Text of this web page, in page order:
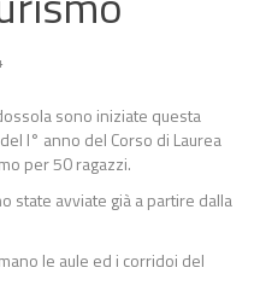
sono iniziate questa
I° anno del Corso di Laurea
per 50 ragazzi.
state avviate già a partire dalla
le aule ed i corridoi del